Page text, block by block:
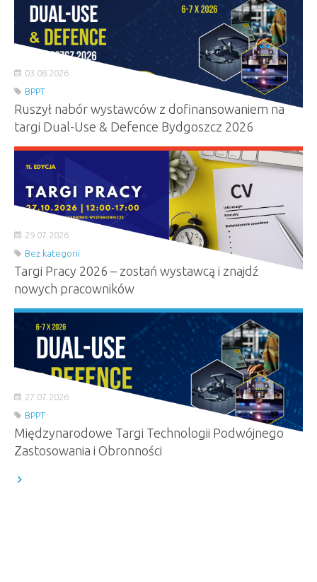
03.08.2026
BPPT
Ruszył nabór wystawców z dofinansowaniem na
targi Dual-Use & Defence Bydgoszcz 2026
29.07.2026
Bez kategorii
Targi Pracy 2026 – zostań wystawcą i znajdź
nowych pracowników
27.07.2026
BPPT
Międzynarodowe Targi Technologii Podwójnego
Zastosowania i Obronności